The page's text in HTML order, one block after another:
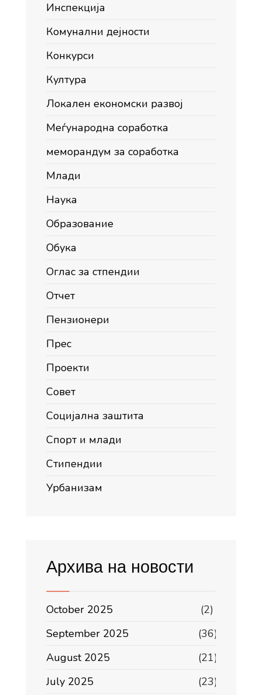
Инспекција
Комунални дејности
Конкурси
Култура
Локален економски развој
Меѓународна соработка
меморандум за соработка
Млади
Наука
Образование
Обука
Оглас за стпендии
Отчет
Пензионери
Прес
Проекти
Совет
Социјална заштита
Спорт и млади
Стипендии
Урбанизам
Архива на новости
October 2025
(2)
September 2025
(36)
August 2025
(21)
July 2025
(23)